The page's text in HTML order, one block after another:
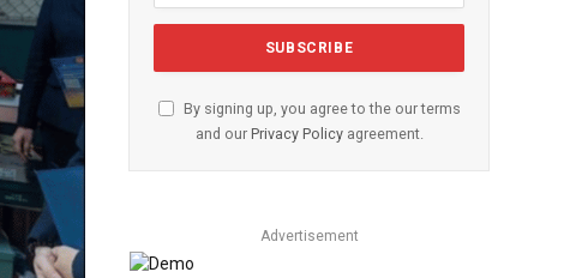
By signing up, you agree to the our terms
and our Privacy Policyagreement.
Advertisement